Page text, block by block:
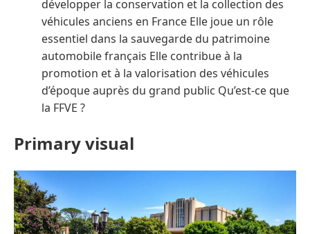
développer la conservation et la collection des
véhicules anciens en France Elle joue un rôle
essentiel dans la sauvegarde du patrimoine
automobile français Elle contribue à la
promotion et à la valorisation des véhicules
d’époque auprès du grand public Qu’est-ce que
la FFVE ?
Primary visual